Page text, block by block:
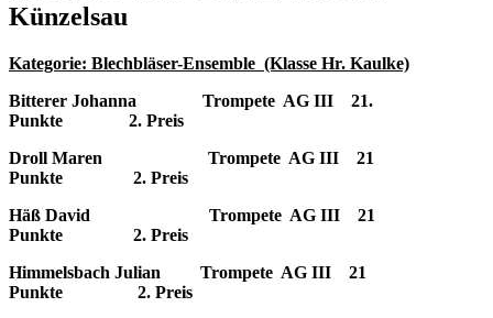
Künzelsau
Kategorie: Blechbläser-Ensemble (Klasse Hr. Kaulke)
Bitterer Johanna Trompete AG III 21.
Punkte 2. Preis
Droll Maren Trompete AG III 21
Punkte 2. Preis
Häß David Trompete AG III 21
Punkte 2. Preis
Himmelsbach Julian Trompete AG III 21
Punkte 2. Preis